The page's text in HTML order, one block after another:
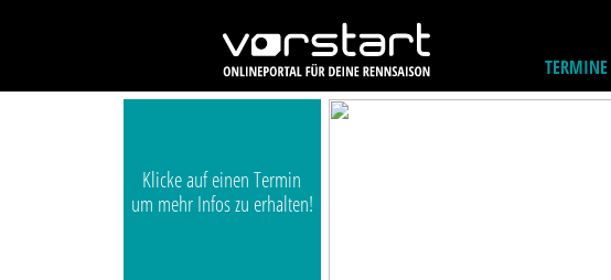
TERMINE
Klicke auf einen Termin
um mehr Infos zu erhalten!